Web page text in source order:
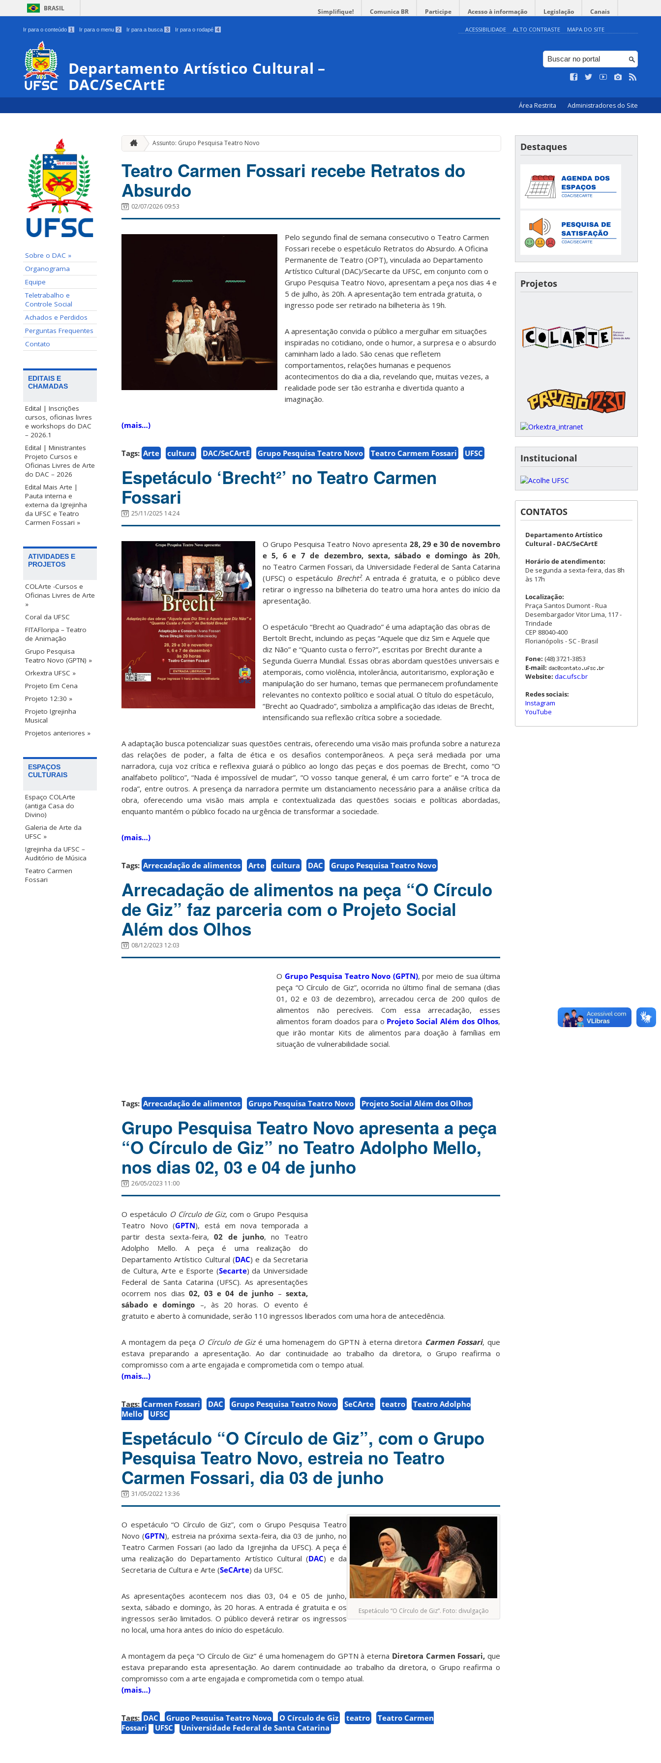
BRASIL Simplifique! Comunica BR Participe Acesso à informação Legislação Canais
Ir para o conteúdo 1 Ir para o menu 2 Ir para a busca 3 Ir para o rodapé 4 ACESSIBILIDADE ALTO CONTRASTE MAPA DO SITE
Departamento Artístico Cultural –
DAC/SeCArtE
Área Restrita Administradores do Site
Sobre o DAC »
Organograma
Equipe
Teletrabalho e
Controle Social
Achados e Perdidos
Perguntas Frequentes
Contato
EDITAIS E
CHAMADAS
Edital | Inscrições
cursos, oficinas livres
e workshops do DAC
– 2026.1
Edital | Ministrantes
Projeto Cursos e
Oficinas Livres de Arte
do DAC – 2026
Edital Mais Arte |
Pauta interna e
externa da Igrejinha
da UFSC e Teatro
Carmen Fossari »
ATIVIDADES E
PROJETOS
COLArte -Cursos e
Oficinas Livres de Arte
»
Coral da UFSC
FITAFloripa – Teatro
de Animação
Grupo Pesquisa
Teatro Novo (GPTN) »
Orkextra UFSC »
Projeto Em Cena
Projeto 12:30 »
Projeto Igrejinha
Musical
Projetos anteriores »
ESPAÇOS
CULTURAIS
Espaço COLArte
(antiga Casa do
Divino)
Galeria de Arte da
UFSC »
Igrejinha da UFSC –
Auditório de Música
Teatro Carmen
Fossari
Assunto: Grupo Pesquisa Teatro Novo
Teatro Carmen Fossari recebe Retratos do
Absurdo
02/07/2026 09:53
Pelo segundo final de semana consecutivo o Teatro Carmen
Fossari recebe o espetáculo Retratos do Absurdo. A Oficina
Permanente de Teatro (OPT), vinculada ao Departamento
Artístico Cultural (DAC)/Secarte da UFSC, em conjunto com o
Grupo Pesquisa Teatro Novo, apresentam a peça nos dias 4 e
5 de julho, às 20h. A apresentação tem entrada gratuita, o
ingresso pode ser retirado na bilheteria às 19h.
A apresentação convida o público a mergulhar em situações
inspiradas no cotidiano, onde o humor, a surpresa e o absurdo
caminham lado a lado. São cenas que refletem
comportamentos, relações humanas e pequenos
acontecimentos do dia a dia, revelando que, muitas vezes, a
realidade pode ser tão estranha e divertida quanto a
imaginação.
(mais…)
Tags: Arte cultura DAC/SeCArtE Grupo Pesquisa Teatro Novo Teatro Carmem Fossari UFSC
Espetáculo ‘Brecht²’ no Teatro Carmen
Fossari
25/11/2025 14:24
O Grupo Pesquisa Teatro Novo apresenta 28, 29 e 30 de novembro
e 5, 6 e 7 de dezembro, sexta, sábado e domingo às 20h,
no Teatro Carmen Fossari, da Universidade Federal de Santa Catarina
(UFSC) o espetáculo Brecht². A entrada é gratuita, e o público deve
retirar o ingresso na bilheteria do teatro uma hora antes do início da
apresentação.
O espetáculo “Brecht ao Quadrado” é uma adaptação das obras de
Bertolt Brecht, incluindo as peças “Aquele que diz Sim e Aquele que
diz Não” e “Quanto custa o ferro?”, escritas por Brecht durante a
Segunda Guerra Mundial. Essas obras abordam questões universais e
atemporais, como violência, intolerância, autoritarismo, exploração e
manipulação do ser humano, temas que permanecem profundamente
relevantes no contexto político e social atual. O título do espetáculo,
“Brecht ao Quadrado”, simboliza a amplificação das ideias de Brecht,
intensificando sua reflexão crítica sobre a sociedade.
A adaptação busca potencializar suas questões centrais, oferecendo uma visão mais profunda sobre a natureza
das relações de poder, a falta de ética e os desafios contemporâneos. A peça será mediada por uma
narradora, cuja voz crítica e reflexiva guiará o público ao longo das peças e dos poemas de Brecht, como “O
analfabeto político”, “Nada é impossível de mudar”, “O vosso tanque general, é um carro forte” e “A troca de
roda”, entre outros. A presença da narradora permite um distanciamento necessário para a análise crítica da
obra, oferecendo uma visão mais ampla e contextualizada das questões sociais e políticas abordadas,
enquanto mantém o público focado na urgência de transformar a sociedade.
(mais…)
Tags: Arrecadação de alimentos Arte cultura DAC Grupo Pesquisa Teatro Novo
Arrecadação de alimentos na peça “O Círculo
de Giz” faz parceria com o Projeto Social
Além dos Olhos
08/12/2023 12:03
O Grupo Pesquisa Teatro Novo (GPTN), por meio de sua última
peça “O Círculo de Giz”, ocorrida no último final de semana (dias
01, 02 e 03 de dezembro), arrecadou cerca de 200 quilos de
alimentos não perecíveis. Com essa arrecadação, esses
alimentos foram doados para o Projeto Social Além dos Olhos,
que irão montar Kits de alimentos para doação à famílias em
situação de vulnerabilidade social.
Tags: Arrecadação de alimentos Grupo Pesquisa Teatro Novo Projeto Social Além dos Olhos
Grupo Pesquisa Teatro Novo apresenta a peça
“O Círculo de Giz” no Teatro Adolpho Mello,
nos dias 02, 03 e 04 de junho
26/05/2023 11:00
O espetáculo O Círculo de Giz, com o Grupo Pesquisa
Teatro Novo (GPTN), está em nova temporada a
partir desta sexta-feira,02 de junho, no Teatro
Adolpho Mello. A peça é uma realização do
Departamento Artístico Cultural (DAC) e da Secretaria
de Cultura, Arte e Esporte (Secarte) da Universidade
Federal de Santa Catarina (UFSC). As apresentações
ocorrem nos dias02, 03 e 04 de junho –sexta,
sábado e domingo –, às 20 horas. O evento é
gratuito e aberto à comunidade, serão 110 ingressos liberados com uma hora de antecedência.
A montagem da peça O Círculo de Gizé uma homenagem do GPTN à eterna diretora Carmen Fossari, que
estava preparando a apresentação. Ao dar continuidade ao trabalho da diretora, o Grupo reafirma o
compromisso com a arte engajada e comprometida com o tempo atual.
(mais…)
Tags: Carmen Fossari DAC Grupo Pesquisa Teatro Novo SeCArte teatro
Teatro Adolpho
Mello
UFSC
Espetáculo “O Círculo de Giz”, com o Grupo
Pesquisa Teatro Novo, estreia no Teatro
Carmen Fossari, dia 03 de junho
31/05/2022 13:36
Espetáculo “O Círculo de Giz”. Foto: divulgação
O espetáculo “O Círculo de Giz”, com o Grupo Pesquisa Teatro
Novo (GPTN), estreia na próxima sexta-feira, dia 03 de junho, no
Teatro Carmen Fossari (ao lado da Igrejinha da UFSC). A peça é
uma realização do Departamento Artístico Cultural (DAC) e da
Secretaria de Cultura e Arte (SeCArte) da UFSC.
As apresentações acontecem nos dias 03, 04 e 05 de junho,
sexta, sábado e domingo, às 20 horas. A entrada é gratuita e os
ingressos serão limitados. O público deverá retirar os ingressos
no local, uma hora antes do início do espetáculo.
A montagem da peça “O Círculo de Giz” é uma homenagem do GPTN à eterna Diretora Carmen Fossari,que
estava preparando esta apresentação. Ao darem continuidade ao trabalho da diretora, o Grupo reafirma o
compromisso com a arte engajada e comprometida com o tempo atual.
(mais…)
Tags: DAC Grupo Pesquisa Teatro Novo O Círculo de Giz teatro
Teatro Carmen
Fossari
UFSC Universidade Federal de Santa Catarina
Destaques
Projetos
Institucional
CONTATOS
Departamento Artístico
Cultural - DAC/SeCArtE
Horário de atendimento:
De segunda a sexta-feira, das 8h
às 17h
Localização:
Praça Santos Dumont - Rua
Desembargador Vitor Lima, 117 -
Trindade
CEP 88040-400
Florianópolis - SC - Brasil
Fone: (48) 3721-3853
E-mail:
Website: dac.ufsc.br
Redes sociais:
Instagram
YouTube